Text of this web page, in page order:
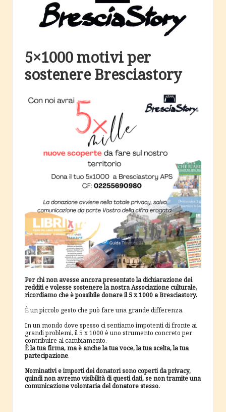
5×1000 motivi per
sostenere Bresciastory
Per chi non avesse ancora presentato la dichiarazione dei
redditi e volesse sostenere la nostra Associazione culturale,
ricordiamo che è possibile donare il 5 x 1000 a Bresciastory.
È un piccolo gesto che può fare una grande differenza.
In un mondo dove spesso ci sentiamo impotenti di fronte ai
grandi problemi, il 5 x 1000 è uno strumento concreto per
contribuire al cambiamento.
È la tua firma, ma è anche la tua voce, la tua scelta, la tua
partecipazione.
Nominativi e importi dei donatori sono coperti da privacy,
quindi non avremo visibilità di questi dati, se non tramite una
comunicazione volontaria del donatore stesso.